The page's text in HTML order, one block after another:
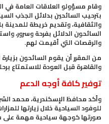
وقام مسؤولو العلاقات العامة في
بترحيب السائحين بدلائل الجذب
والثقافية، وتقديم خريطة
السائحون الدلائل بفرحة وسرور،
والرقصات التي أقيمت لهم.
من المقرر أن يقوم السائحون
والقاهرة قبل العودة للاستمتاع
توفير كافة أوجه الدعم
وأكد محافظ الإسكندرية، محمد
للوفود السياحية خلال زيارتها
صورتها كوجهة سياحية مهمة على